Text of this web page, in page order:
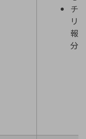
チ
リ
報
分